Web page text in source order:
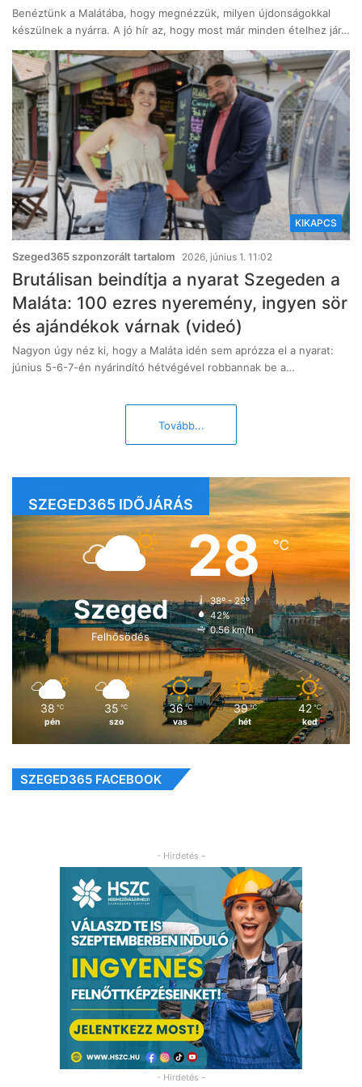
Benéztünk a Malátába, hogy megnézzük, milyen újdonságokkal
készülnek a nyárra. A jó hír az, hogy most már minden ételhez jár…
KIKAPCS
Szeged365 szponzorált tartalom 2026, június 1. 11:02
Brutálisan beindítja a nyarat Szegeden a
Maláta: 100 ezres nyeremény, ingyen sör
és ajándékok várnak (videó)
Nagyon úgy néz ki, hogy a Maláta idén sem aprózza el a nyarat:
június 5-6-7-én nyárindító hétvégével robbannak be a…
Tovább...
SZEGED365 IDŐJÁRÁS
Szeged
Felhősödés
28℃
38º - 23º
42%
0.56 km/h
38 ℃
pén
35 ℃
szo
36 ℃
vas
39 ℃
hét
42 ℃
ked
SZEGED365 FACEBOOK
- Hirdetés -
- Hirdetés -